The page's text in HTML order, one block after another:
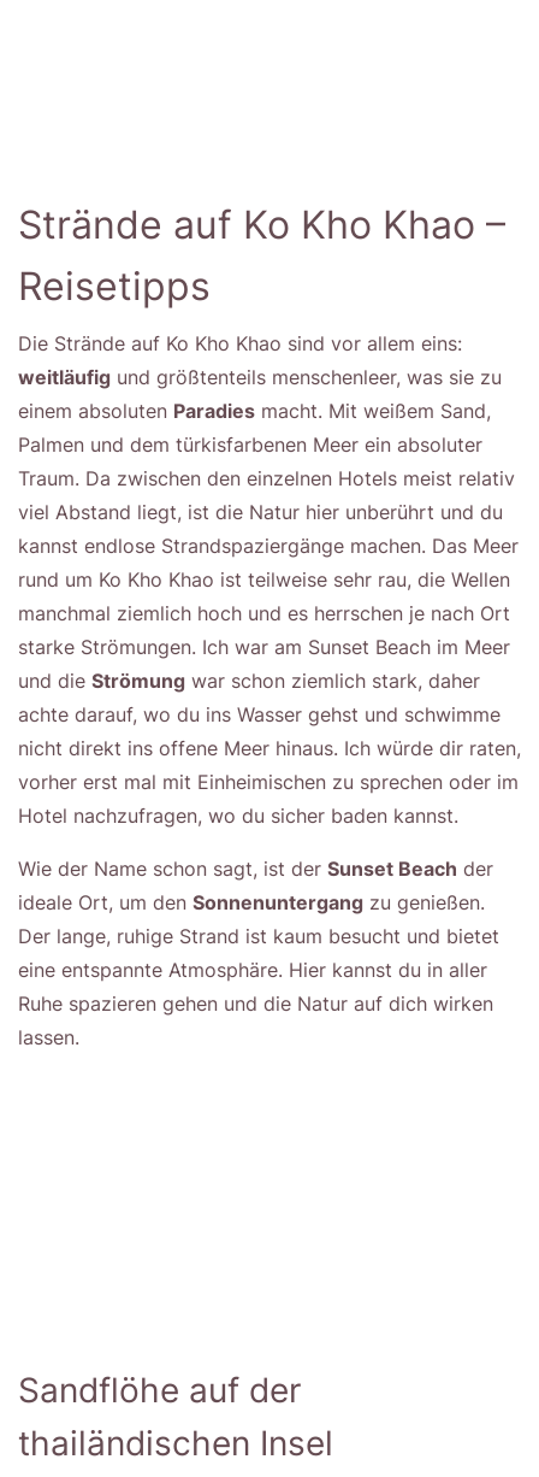
Strände auf Ko Kho Khao –
Reisetipps
Die Strände auf Ko Kho Khao sind vor allem eins:
weitläufig und größtenteils menschenleer, was sie zu
einem absoluten Paradies macht. Mit weißem Sand,
Palmen und dem türkisfarbenen Meer ein absoluter
Traum. Da zwischen den einzelnen Hotels meist relativ
viel Abstand liegt, ist die Natur hier unberührt und du
kannst endlose Strandspaziergänge machen. Das Meer
rund um Ko Kho Khao ist teilweise sehr rau, die Wellen
manchmal ziemlich hoch und es herrschen je nach Ort
starke Strömungen. Ich war am Sunset Beach im Meer
und die Strömung war schon ziemlich stark, daher
achte darauf, wo du ins Wasser gehst und schwimme
nicht direkt ins offene Meer hinaus. Ich würde dir raten,
vorher erst mal mit Einheimischen zu sprechen oder im
Hotel nachzufragen, wo du sicher baden kannst.
Wie der Name schon sagt, ist der Sunset Beach der
ideale Ort, um den Sonnenuntergang zu genießen.
Der lange, ruhige Strand ist kaum besucht und bietet
eine entspannte Atmosphäre. Hier kannst du in aller
Ruhe spazieren gehen und die Natur auf dich wirken
lassen.
Sandflöhe auf der
thailändischen Insel